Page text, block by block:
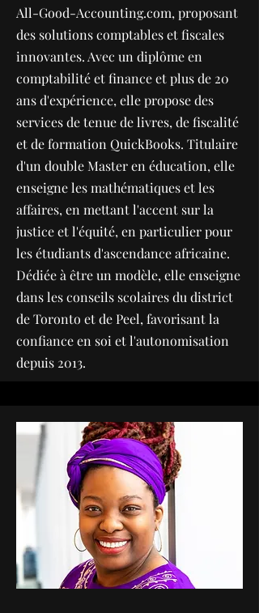
All-Good-Accounting.com, proposant
des solutions comptables et fiscales
innovantes. Avec un diplôme en
comptabilité et finance et plus de 20
ans d'expérience, elle propose des
services de tenue de livres, de fiscalité
et de formation QuickBooks. Titulaire
d'un double Master en éducation, elle
enseigne les mathématiques et les
affaires, en mettant l'accent sur la
justice et l'équité, en particulier pour
les étudiants d'ascendance africaine.
Dédiée à être un modèle, elle enseigne
dans les conseils scolaires du district
de Toronto et de Peel, favorisant la
confiance en soi et l'autonomisation
depuis 2013.